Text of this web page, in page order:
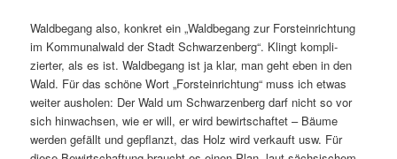
Waldbegang also, konkret ein „Waldbegang zur Forsteinrichtung
im Kommunalwald der Stadt Schwarzenberg“. Klingt kompli­
zierter, als es ist. Waldbegang ist ja klar, man geht eben in den
Wald. Für das schöne Wort „Forsteinrichtung“ muss ich etwas
weiter ausholen: Der Wald um Schwarzenberg darf nicht so vor
sich hinwachsen, wie er will, er wird bewirt­schaftet – Bäume
werden gefällt und gepflanzt, das Holz wird verkauft usw. Für